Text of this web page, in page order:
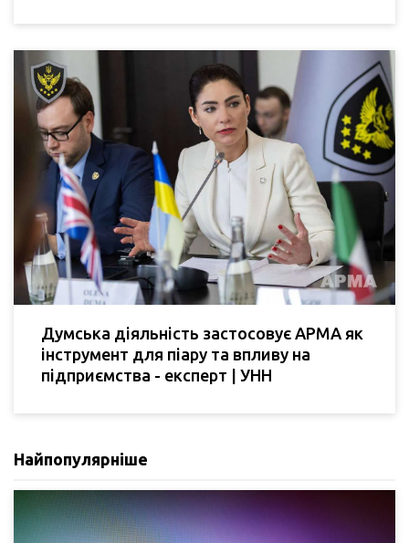
Думська діяльність застосовує АРМА як
інструмент для піару та впливу на
підприємства - експерт | УНН
Найпопулярніше